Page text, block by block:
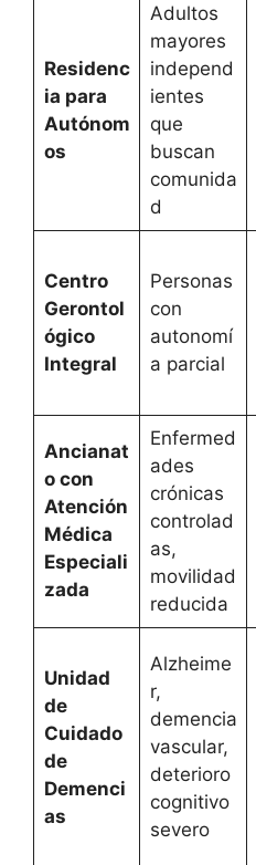
Residenc
ia para
Autónom
os
Adultos
mayores
independ
ientes
que
buscan
comunida
d
Centro
Gerontol
ógico
Integral
Personas
con
autonomí
a parcial
Ancianat
o con
Atención
Médica
Especiali
zada
Enfermed
ades
crónicas
controlad
as,
movilidad
reducida
Unidad
de
Cuidado
de
Demenci
as
Alzheime
r,
demencia
vascular,
deterioro
cognitivo
severo